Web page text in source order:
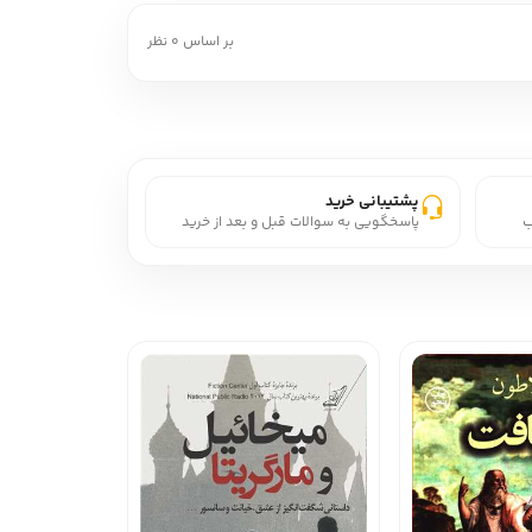
بر اساس 0 نظر
پشتیبانی خرید
پاسخگویی به سوالات قبل و بعد از خرید